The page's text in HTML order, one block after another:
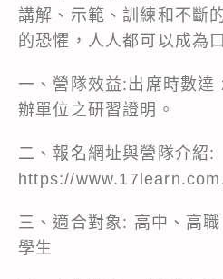
講解、示範、訓練和不斷
的恐懼，人人都可以成為
一、營隊效益:出席時數達
辦單位之研習證明。
二、報名網址與營隊介紹:
https://
三、適合對象: 高中、高
學生